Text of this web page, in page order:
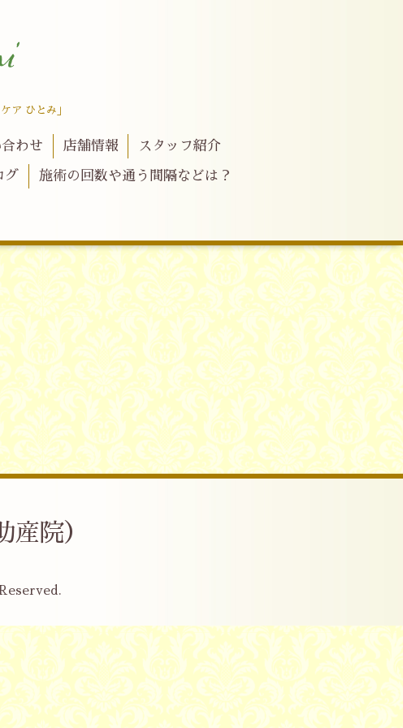
ア ひとみ」
わせ 店舗情報 スタッフ紹介
グ 施術の回数や通う間隔などは？
院）